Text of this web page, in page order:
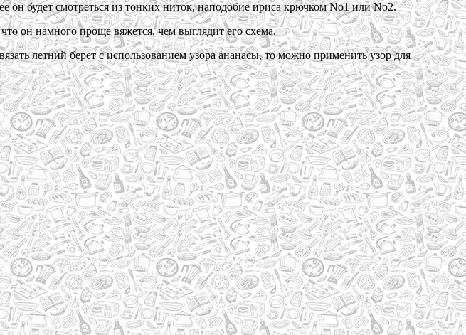
будет смотреться из тонких ниток, наподобие ириса крючком No1 или No2.
он намного проще вяжется, чем выглядит его схема.
летний берет с использованием узора ананасы, то можно применить узор для